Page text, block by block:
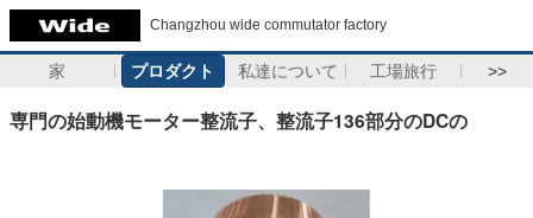
Changzhou wide commutator factory
家 プロダクト 私達について 工場旅行 >>
専門の始動機モーター整流子、整流子136部分のDCの